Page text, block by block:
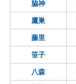
脇神
鷹巣
藤里
笹子
八森